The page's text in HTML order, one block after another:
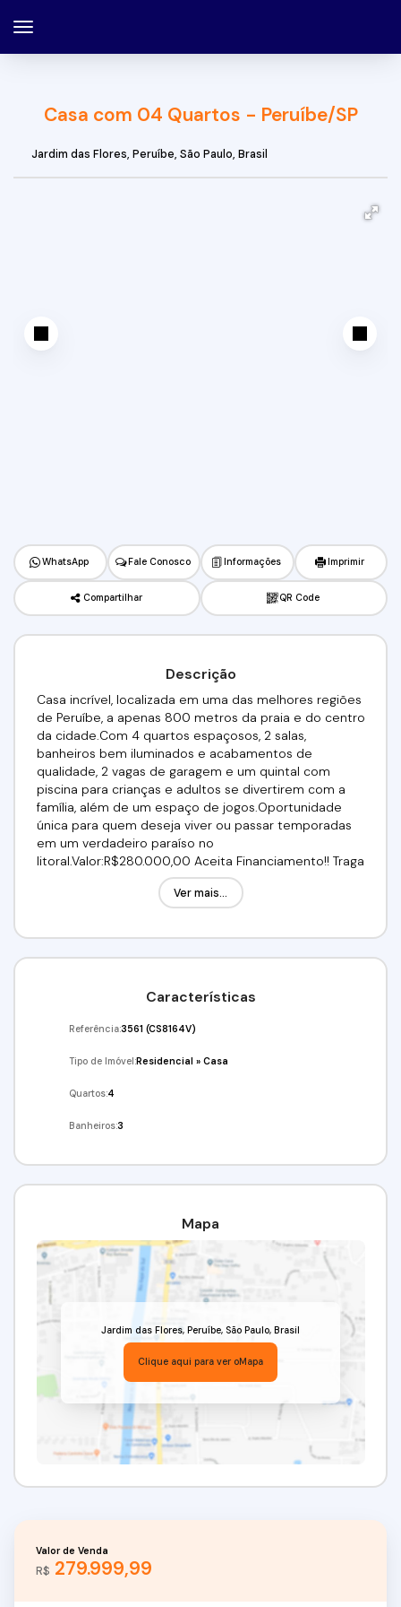
Casa com 04 Quartos - Peruíbe/SP
Jardim das Flores, Peruíbe, São Paulo, Brasil
WhatsApp Fale Conosco Informações Imprimir
Compartilhar QR Code
Descrição
Casa incrível, localizada em uma das melhores regiões
de Peruíbe, a apenas 800 metros da praia e do centro
da cidade.Com 4 quartos espaçosos, 2 salas,
banheiros bem iluminados e acabamentos de
qualidade, 2 vagas de garagem e um quintal com
piscina para crianças e adultos se divertirem com a
família, além de um espaço de jogos.Oportunidade
única para quem deseja viver ou passar temporadas
em um verdadeiro paraíso no
litoral.Valor:R$280.000,00 Aceita Financiamento!! Traga
seu FGTS!Agende já a sua visita!!!(11) 98211-2565 / (11)
91359-7440Imobiliária Alfa Negócios.CRECI. 34.726-J
Ver mais...
Características
Referência:3561 (CS8164V)
Tipo de Imóvel:Residencial »Casa
Quartos:4
Banheiros:3
Mapa
Jardim das Flores, Peruíbe, São Paulo, Brasil
Clique aqui para ver oMapa
R$ 279.999,99
Valor de Venda